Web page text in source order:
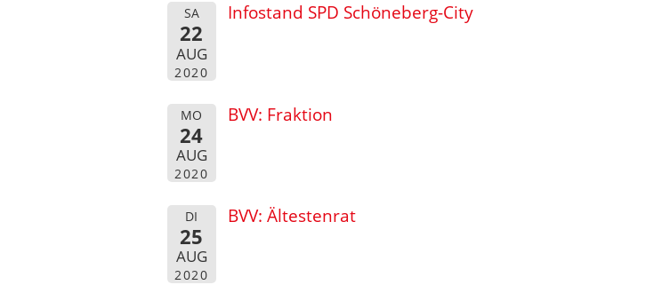
SA
22
AUG
2020
Infostand SPD Schöneberg-City
MO
24
AUG
2020
BVV: Fraktion
DI
25
AUG
2020
BVV: Ältestenrat